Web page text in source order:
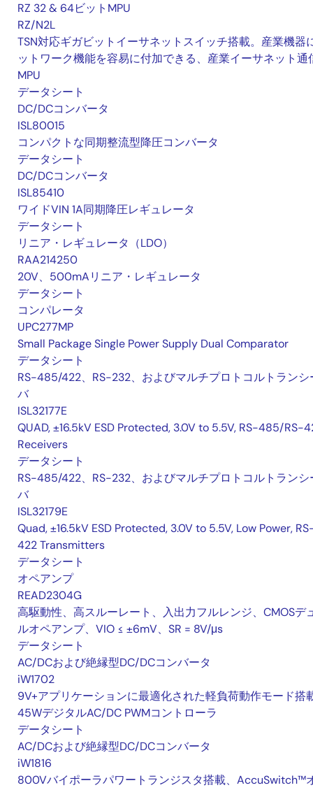
RZ 32 & 64ビットMPU
RZ/N2L
TSN対応ギガビットイーサネットスイッチ搭載。産業機器
ットワーク機能を容易に付加できる、産業イーサネット通
MPU
データシート
DC/DCコンバータ
ISL80015
コンパクトな同期整流型降圧コンバータ
データシート
DC/DCコンバータ
ISL85410
ワイドVIN 1A同期降圧レギュレータ
データシート
リニア・レギュレータ（LDO）
RAA214250
20V、500mAリニア・レギュレータ
データシート
コンパレータ
UPC277MP
Small Package Single Power Supply Dual Comparator
データシート
RS-485/422、RS-232、およびマルチプロトコルトランシ
バ
ISL32177E
QUAD, ±16.5kV ESD Protected, 3.0V to 5.5V, RS-485/RS-
Receivers
データシート
RS-485/422、RS-232、およびマルチプロトコルトランシ
バ
ISL32179E
Quad, ±16.5kV ESD Protected, 3.0V to 5.5V, Low Power,
422 Transmitters
データシート
オペアンプ
READ2304G
高駆動性、高スルーレート、入出力フルレンジ、CMOSデ
ルオペアンプ、VIO ≤ ±6mV、SR = 8V/μs
データシート
AC/DCおよび絶縁型DC/DCコンバータ
iW1702
9V+アプリケーションに最適化された軽負荷動作モード搭
45WデジタルAC/DC PWMコントローラ
データシート
AC/DCおよび絶縁型DC/DCコンバータ
iW1816
800Vバイポーラパワートランジスタ搭載、AccuSwitch™